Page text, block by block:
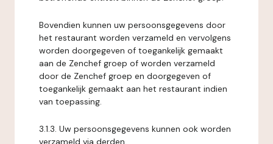
Bovendien kunnen uw persoonsgegevens door
het restaurant worden verzameld en vervolgens
worden doorgegeven of toegankelijk gemaakt
aan de Zenchef groep of worden verzameld
door de Zenchef groep en doorgegeven of
toegankelijk gemaakt aan het restaurant indien
van toepassing.
3.1.3. Uw persoonsgegevens kunnen ook worden
verzameld via derden.